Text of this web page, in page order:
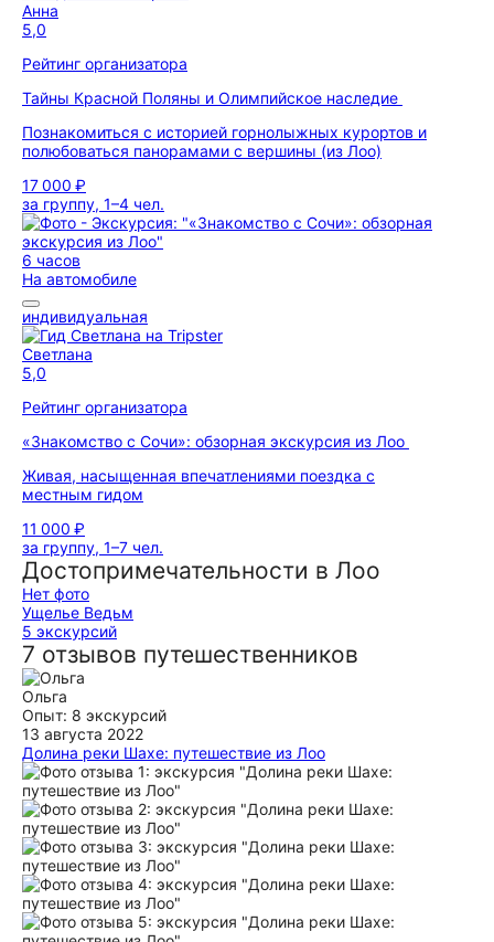
Анна
5,0
Рейтинг организатора
Тайны Красной Поляны и Олимпийское наследие
Познакомиться с историей горнолыжных курортов и
полюбоваться панорамами с вершины (из Лоо)
17 000 ₽
за группу, 1–4 чел.
6 часов
На автомобиле
индивидуальная
Светлана
5,0
Рейтинг организатора
«Знакомство с Сочи»: обзорная экскурсия из Лоо
Живая, насыщенная впечатлениями поездка с
местным гидом
11 000 ₽
за группу, 1–7 чел.
Достопримечательности в Лоо
Нет фото
Ущелье Ведьм
5 экскурсий
7 отзывов путешественников
Ольга
Опыт: 8 экскурсий
13 августа 2022
Долина реки Шахе: путешествие из Лоо
В восторге осталась от экскурсии. Вел ее Мадин,
экскурсовод, работающей в паре с Машей. Мадин,
представитель народа проживающего в долине реки Шахе
не одну сотню и даже не одну тысячу лет. Он невероятным
образом передал атмосферу этого места, мы почуяли саму
реку и ее притоки. Рассматривали растения, которые
входят в бассейн реки. Я сделала невероятное количество
красивейших фотографий. Мадин поднимал различные
камни и рассказывал их историю. Некоторые из них